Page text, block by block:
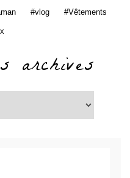
vlog Vêtements
archives